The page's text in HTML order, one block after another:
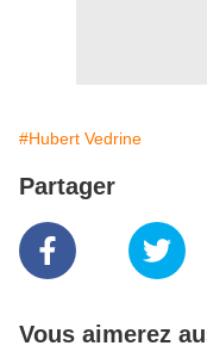
#Hubert Vedrine
Partager
Vous aimerez